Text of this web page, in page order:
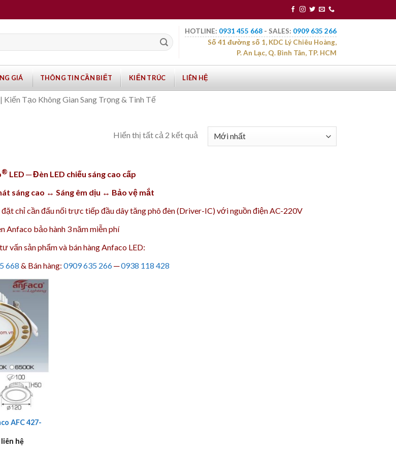
HOTLINE: 0931 455 668 - SALES: 0909 635 266
Số 41 đường số 1, KDC Lý Chiêu Hoàng,
P. An Lạc, Q. Bình Tân, TP. HCM
GIÁ THÔNG TIN CẦN BIẾT KIẾN TRÚC LIÊN HỆ
Kiến Tạo Không Gian Sang Trọng & Tinh Tế
Hiển thị tất cả 2 kết quả
® LED ─ Đèn LED chiếu sáng cao cấp
sáng cao ↔ Sáng êm dịu ↔ Bảo vệ mắt
chỉ cần đấu nối trực tiếp đầu dây tăng phô đèn (Driver-IC) với nguồn điện AC-220V
Anfaco bảo hành 3 nămmiễn phí
vấn sản phẩm và bán hàng Anfaco LED:
668 & Bán hàng: 0909 635 266─0938 118 428
AFC 427-
liên hệ